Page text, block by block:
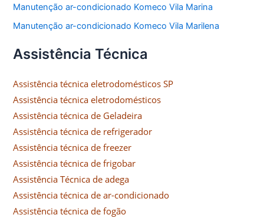
Manutenção ar-condicionado Komeco Vila Marina
Manutenção ar-condicionado Komeco Vila Marilena
Assistência Técnica
Assistência técnica eletrodomésticos SP
Assistência técnica eletrodomésticos
Assistência técnica de Geladeira
Assistência técnica de refrigerador
Assistência técnica de freezer
Assistência técnica de frigobar
Assistência Técnica de adega
Assistência técnica de ar-condicionado
Assistência técnica de fogão